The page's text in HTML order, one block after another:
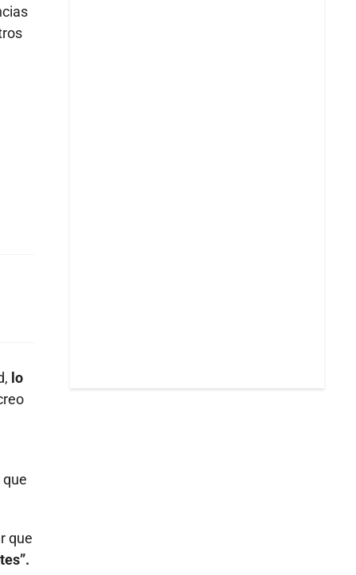
lo
que